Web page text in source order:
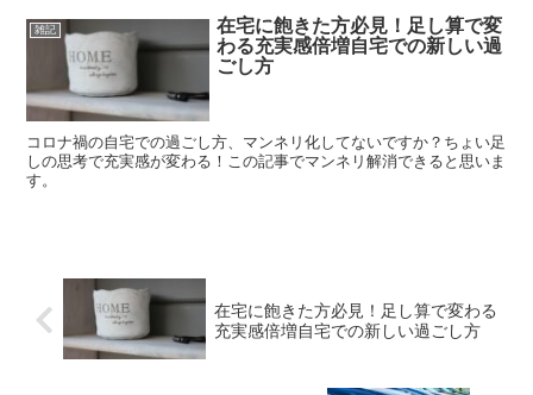
雑記
在宅に飽きた方必見！足し算で変
わる充実感倍増自宅での新しい過
ごし方
コロナ禍の自宅での過ごし方、マンネリ化してないですか？ちょい足
しの思考で充実感が変わる！この記事でマンネリ解消できると思いま
す。
在宅に飽きた方必見！足し算で変わる
充実感倍増自宅での新しい過ごし方